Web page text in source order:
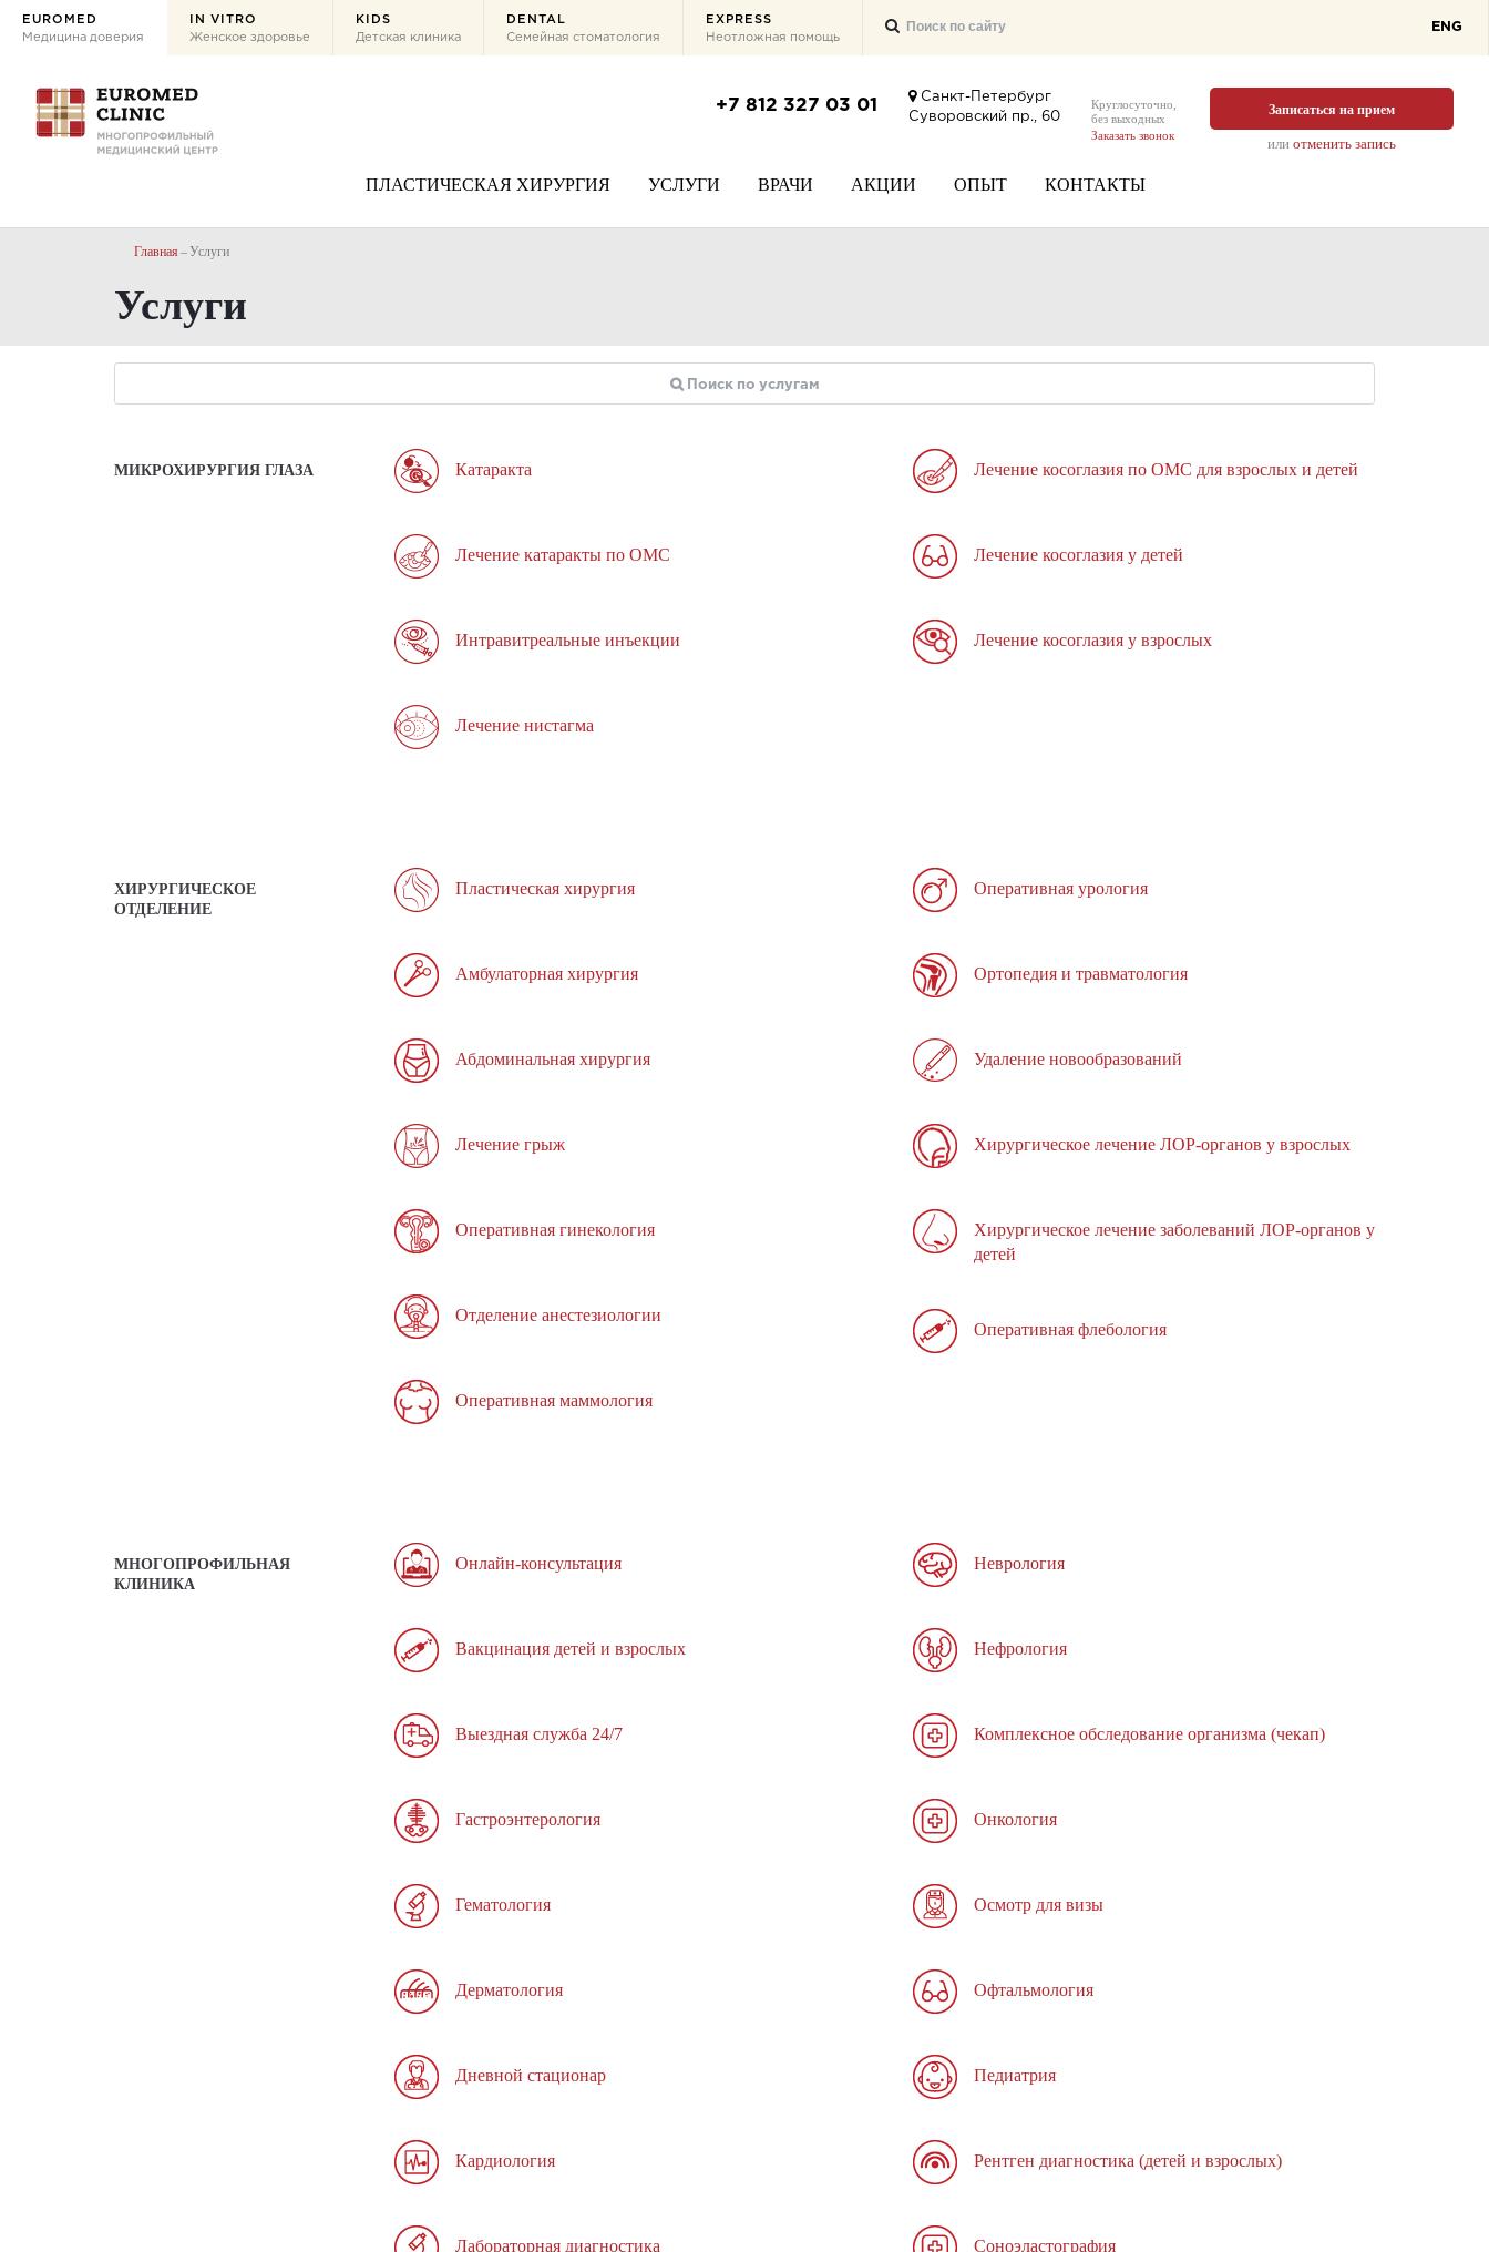
EUROMED
Медицина доверия
IN VITRO
Женское здоровье
KIDS
Детская клиника
DENTAL
Семейная стоматология
EXPRESS
Неотложная помощь
ENG
+7 812 327 03 01
Санкт-Петербург
Суворовский пр., 60
Круглосуточно,
без выходных
Заказать звонок
Записаться на прием
или отменить запись
ПЛАСТИЧЕСКАЯ ХИРУРГИЯ УСЛУГИ ВРАЧИ АКЦИИ ОПЫТ КОНТАКТЫ
Главная Услуги
Услуги
МИКРОХИРУРГИЯ ГЛАЗА Катаракта
Лечение катаракты по ОМС
Интравитреальные инъекции
Лечение нистагма
Лечение косоглазия по ОМС для взрослых и детей
Лечение косоглазия у детей
Лечение косоглазия у взрослых
ХИРУРГИЧЕСКОЕ
ОТДЕЛЕНИЕ
Пластическая хирургия
Амбулаторная хирургия
Абдоминальная хирургия
Лечение грыж
Оперативная гинекология
Отделение анестезиологии
Оперативная маммология
Оперативная урология
Ортопедия и травматология
Удаление новообразований
Хирургическое лечение ЛОР-органов у взрослых
Хирургическое лечение заболеваний ЛОР-органов у
детей
Оперативная флебология
МНОГОПРОФИЛЬНАЯ
КЛИНИКА
Онлайн-консультация
Вакцинация детей и взрослых
Выездная служба 24/7
Гастроэнтерология
Гематология
Дерматология
Дневной стационар
Кардиология
Лабораторная диагностика
Неврология
Нефрология
Комплексное обследование организма (чекап)
Онкология
Осмотр для визы
Офтальмология
Педиатрия
Рентген диагностика (детей и взрослых)
Соноэластография